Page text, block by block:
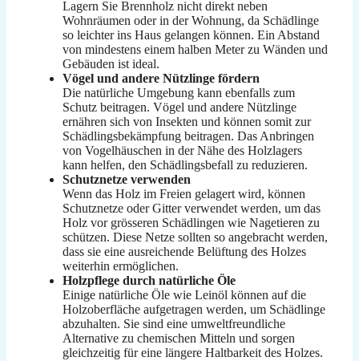
Lagern Sie Brennholz nicht direkt neben
Wohnräumen oder in der Wohnung, da Schädlinge
so leichter ins Haus gelangen können. Ein Abstand
von mindestens einem halben Meter zu Wänden und
Gebäuden ist ideal.
Vögel und andere Nützlinge fördern
Die natürliche Umgebung kann ebenfalls zum
Schutz beitragen. Vögel und andere Nützlinge
ernähren sich von Insekten und können somit zur
Schädlingsbekämpfung beitragen. Das Anbringen
von Vogelhäuschen in der Nähe des Holzlagers
kann helfen, den Schädlingsbefall zu reduzieren.
Schutznetze verwenden
Wenn das Holz im Freien gelagert wird, können
Schutznetze oder Gitter verwendet werden, um das
Holz vor grösseren Schädlingen wie Nagetieren zu
schützen. Diese Netze sollten so angebracht werden,
dass sie eine ausreichende Belüftung des Holzes
weiterhin ermöglichen.
Holzpflege durch natürliche Öle
Einige natürliche Öle wie Leinöl können auf die
Holzoberfläche aufgetragen werden, um Schädlinge
abzuhalten. Sie sind eine umweltfreundliche
Alternative zu chemischen Mitteln und sorgen
gleichzeitig für eine längere Haltbarkeit des Holzes.